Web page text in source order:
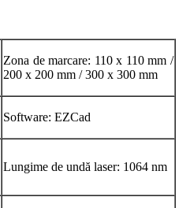
Zona de marcare: 110 x 110 mm /
200 x 200 mm / 300 x 300 mm
Software: EZCad
Lungime de undă laser: 1064 nm